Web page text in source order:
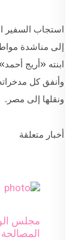
استجاب السفير
إلى مناشدة
ابنته «أريج
وأنفق كل
ونقلها إلى مصر. ‏
أخبار متعلقة
مجلس